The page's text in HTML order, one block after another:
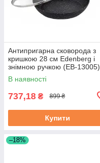
Антипригарна сковорода з
кришкою 28 см Edenberg і
знімною ручкою (EB-13005)
В наявності
737,18 ₴ 899 ₴
Купити
–18%